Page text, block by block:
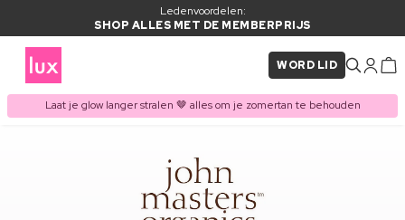
Ledenvoordelen:
SHOP ALLES MET DE MEMBERPRIJS
WORD LID
Laat je glow langer stralen 🤎 alles om je zomertan te behouden